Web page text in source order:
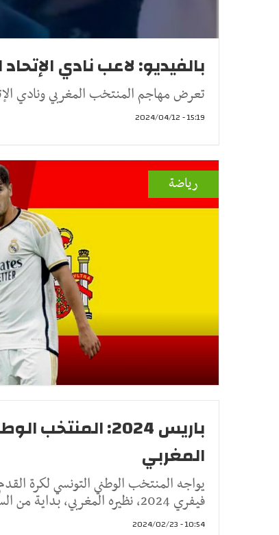
بالفيديو: لاعب نادي
تعرض مهاجم المنتخب المغربي ونادي
15:19 - 2024/04/12
رياضة
باريس 2024:
المغربي
فيفري 2024، نظيره المغربي، بداية من الساعة الثانية والنصف بعد
10:54 - 2024/02/23